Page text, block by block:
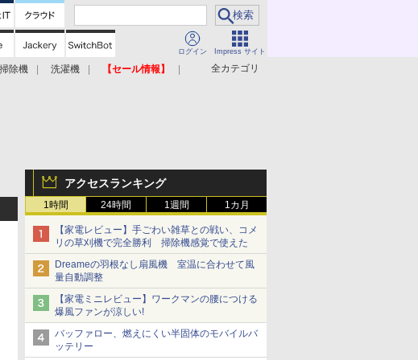
ログイン Impress サイト
全カテゴリ
除機 洗濯機
【セール情報】
アクセスランキング
1時間 24時間 1週間 1カ月
【家電レビュー】手ごわい雑草との戦い、コメ
リの草刈機で完全勝利 掃除機感覚で使えた
Dreameの羽根なし扇風機 室温に合わせて風
量自動調整
【家電ミニレビュー】ワークマンの腰につける
爆風ファンが涼しい!
バッファロー、燃えにくい半固体のモバイルバ
ッテリー